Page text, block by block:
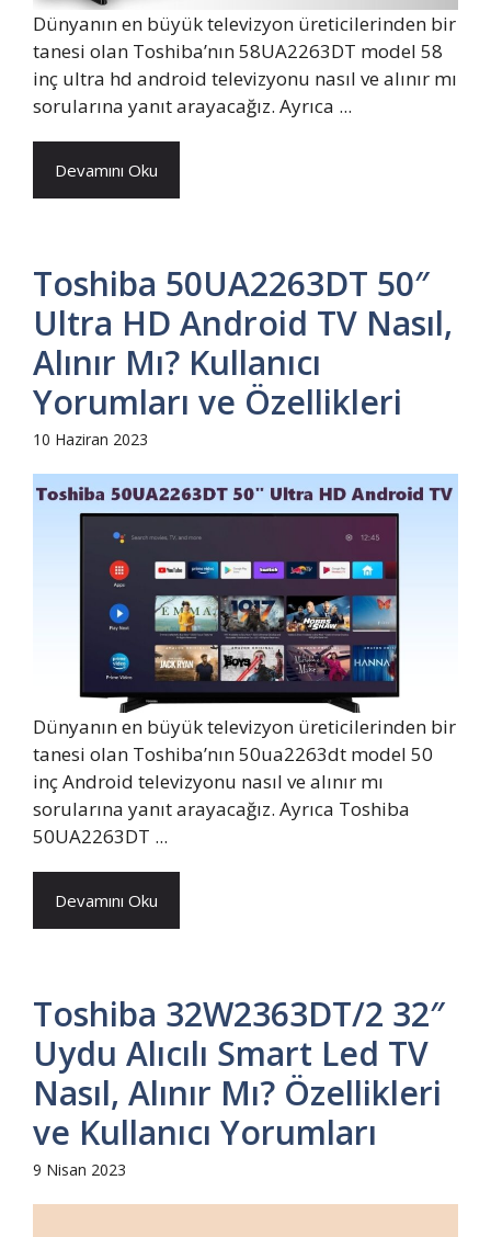
Dünyanın en büyük televizyon üreticilerinden bir
tanesi olan Toshiba’nın 58UA2263DT model 58
inç ultra hd android televizyonu nasıl ve alınır mı
sorularına yanıt arayacağız. Ayrıca ...
Devamını Oku
Toshiba 50UA2263DT 50″
Ultra HD Android TV Nasıl,
Alınır Mı? Kullanıcı
Yorumları ve Özellikleri
10 Haziran 2023
Dünyanın en büyük televizyon üreticilerinden bir
tanesi olan Toshiba’nın 50ua2263dt model 50
inç Android televizyonu nasıl ve alınır mı
sorularına yanıt arayacağız. Ayrıca Toshiba
50UA2263DT ...
Devamını Oku
Toshiba 32W2363DT/2 32″
Uydu Alıcılı Smart Led TV
Nasıl, Alınır Mı? Özellikleri
ve Kullanıcı Yorumları
9 Nisan 2023